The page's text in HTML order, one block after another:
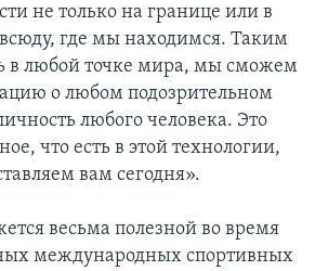
не только на границе или в
где мы находимся. Таким
в любой точке мира, мы сможем
о любом подозрительном
любого человека. Это
что есть в этой технологии,
вам сегодня».
весьма полезной во время
международных спортивных